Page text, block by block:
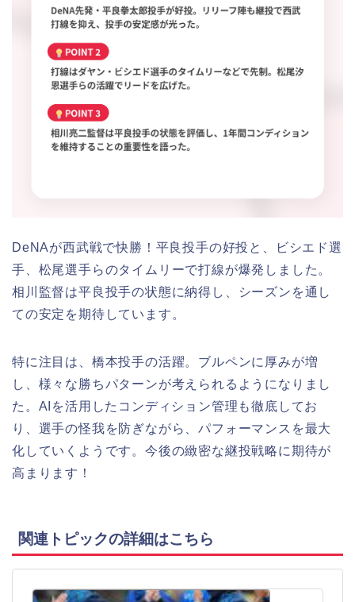
DeNAが西武戦で快勝！平良投手の好投と、ビシエド選
手、松尾選手らのタイムリーで打線が爆発しました。
相川監督は平良投手の状態に納得し、シーズンを通し
ての安定を期待しています。
特に注目は、橋本投手の活躍。ブルペンに厚みが増
し、様々な勝ちパターンが考えられるようになりまし
た。AIを活用したコンディション管理も徹底してお
り、選手の怪我を防ぎながら、パフォーマンスを最大
化していくようです。今後の緻密な継投戦略に期待が
高まります！
関連トピックの詳細はこちら